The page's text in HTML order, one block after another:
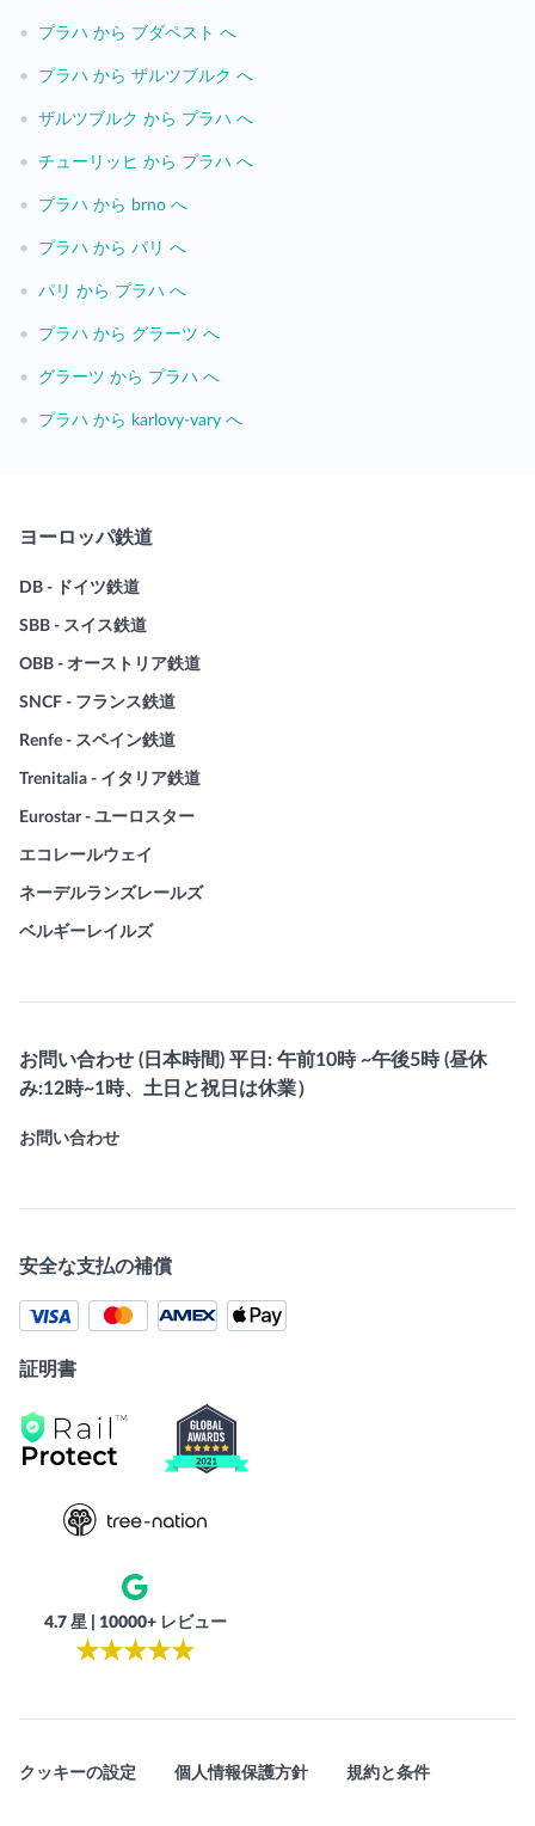
• プラハ から ブダペスト へ
• プラハ から ザルツブルク へ
• ザルツブルク から プラハ へ
• チューリッヒ から プラハ へ
• プラハ から brno へ
• プラハ から パリ へ
• パリ から プラハ へ
• プラハ から グラーツ へ
• グラーツ から プラハ へ
• プラハ から karlovy-vary へ
ヨーロッパ鉄道
DB - ドイツ鉄道
SBB - スイス鉄道
OBB - オーストリア鉄道
SNCF - フランス鉄道
Renfe - スペイン鉄道
Trenitalia - イタリア鉄道
Eurostar - ユーロスター
エコレールウェイ
ネーデルランズレールズ
ベルギーレイルズ
お問い合わせ (日本時間) 平日: 午前10時 ~午後5時 (昼休
み:12時~1時、土日と祝日は休業）
お問い合わせ
安全な支払の補償
証明書
4.7 星 | 10000+ レビュー
★★★★★
クッキーの設定 個人情報保護方針 規約と条件